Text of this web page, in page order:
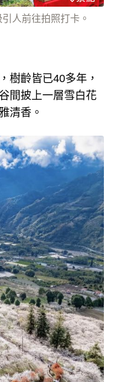
人前往拍照打卡。
樹齡皆已40多年，
間披上一層雪白花
清香。